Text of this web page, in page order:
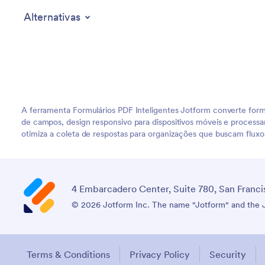
Alternativas
A ferramenta Formulários PDF Inteligentes Jotform converte
de campos, design responsivo para dispositivos móveis e
otimiza a coleta de respostas para organizações que buscam
4 Embarcadero Center, Suite 780, San
© 2026 Jotform Inc. The name "Jotform" and the
Terms & Conditions Privacy Policy Security